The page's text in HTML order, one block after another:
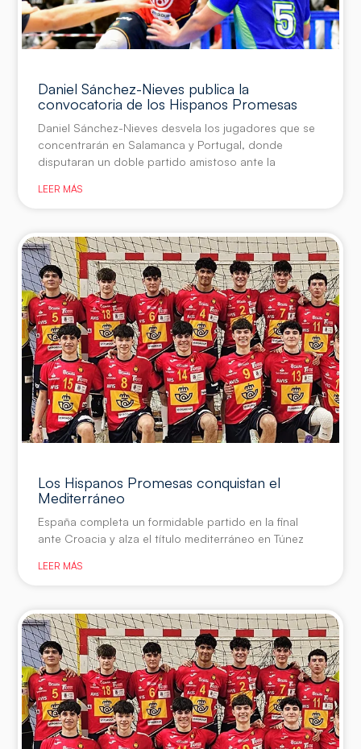
Daniel Sánchez-Nieves publica la
convocatoria de los Hispanos Promesas
Daniel Sánchez-Nieves desvela los jugadores que se
concentrarán en Salamanca y Portugal, donde
disputaran un doble partido amistoso ante la
LEER MÁS
Los Hispanos Promesas conquistan el
Mediterráneo
España completa un formidable partido en la final
ante Croacia y alza el título mediterráneo en Túnez
LEER MÁS